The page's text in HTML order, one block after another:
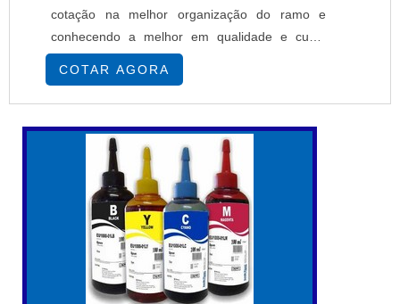
cotação na melhor organização do ramo e
conhecendo a melhor em qualidade e custo
benefício.MAIS SOBRE IMPRESSORA COM
TINTA SUBLIMÁTICA OU PIGMENTADASe
alguém busca por impressoras com tinta
sublimática ou pigmentada em uma empresa
segura, descobre a EPcenter. É possível
encontrar impressoras têxteis e impressoras
COTAR AGORA